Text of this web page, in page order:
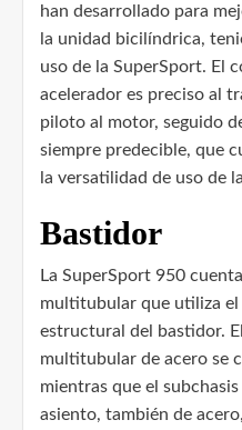
han desarrollado para
la unidad bicilíndrica,
uso de la SuperSport. El
acelerador es preciso al
piloto al motor, seguido
siempre predecible, que
la versatilidad de uso de
Bastidor
La SuperSport 950
multitubular que utiliza
estructural del bastidor.
multitubular de acero se
mientras que el
asiento, también de